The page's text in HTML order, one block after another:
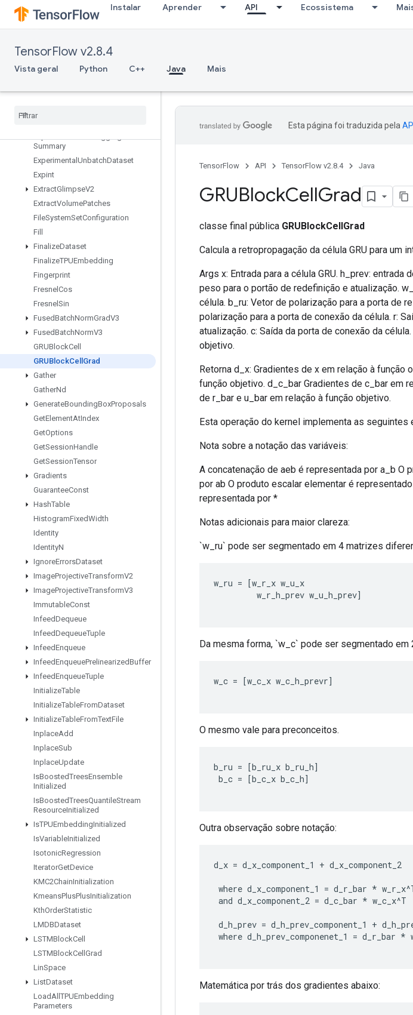
Instalar Aprender API Ecossistema
TensorFlow v2.8.4
Vista geral Python C++ Java Mais
taset
ExperimentalRandomDataset
ExperimentalSetStatsAggregator
Experimental
Sliding Window
Experimental
Summary
Experimental UnbatchDataset
Expint
ExtractGlimpseV2
ExtractVolumePatches
FileSystemSetConfiguration
Fill
FinalizeDataset
FinalizeTPUEmbedding
Fingerprint
Fresnel Cos
Fresnel Sin
FusedBatchNormGradV3
FusedBatchNormV3
GRUBlockCell
GRUBlockCell Grad
Gather
GatherNd
GenerateBoundingBoxProposals
GetElementAtIndex
GetOptions
GetSessionHandle
GetSessionTensor
Gradients
GuaranteeConst
HashTable
HistogramFixedWidth
Identity
IdentityN
IgnoreErrorsDataset
ImageProjectiveTransformV2
ImageProjectiveTransformV3
ImmutableConst
InfeedDequeue
InfeedDequeueTuple
InfeedEnqueue
InfeedEnqueuePrelinearizedBuffer
InfeedEnqueueTuple
InitializeTable
InitializeTableFromDataset
InitializeTableFromTextFile
InplaceAdd
InplaceSub
InplaceUpdate
IsBoostedTreesEnsemble
Initialized
IsBoostedTreesQuantileStream
ResourceInitialized
IsTPUEmbeddingInitialized
IsVariableInitialized
IsotonicRegression
IteratorGetDevice
KMC2ChainInitialization
KmeansPlusPlusInitialization
KthOrderStatistic
LMDBDataset
LSTMBlockCell
LSTMBlockCell Grad
LinSpace
ListDataset
LoadAll TPUEmbedding
Parameters
Esta página foi traduzida pela
TensorFlow API TensorFlow v2.8.4 Java
GRUBlockCellGrad
classe final pública GRUBlockCellGrad
Calcula a retropropagação da célula GRU para um
Args x: Entrada para a célula GRU. h_prev:
peso para o portão de redefinição e atualização.
célula. b_ru: Vetor de polarização para a porta de
polarização para a porta de conexão da célula. r:
atualização. c: Saída da porta de conexão da
objetivo.
Retorna d_x: Gradientes de x em relação à função
função objetivo. d_c_bar Gradientes de c_bar em
de r_bar e u_bar em relação à função objetivo.
Esta operação do kernel implementa as seguintes
Nota sobre a notação das variáveis:
A concatenação de aeb é representada por a_b
por ab O produto escalar elementar é
representada por *
Notas adicionais para maior clareza:
`w_ru` pode ser segmentado em 4 matrizes
w_ru = [w_r_x w_u_x
w_r_h_prev w_u_h_prev]
Da mesma forma, `w_c` pode ser segmentado
w_c = [w_c_x w_c_h_prevr]
O mesmo vale para preconceitos.
b_ru = [b_ru_x b_ru_h]
b_c = [b_c_x b_c_h]
Outra observação sobre notação:
d_x = d_x_component_1 + d_x_component_2
where d_x_component_1 = d_r_bar * w_r_x^
and d_x_component_2 = d_c_bar * w_c_x^T
d_h_prev = d_h_prev_component_1 +
where d_h_prev_componenet_1 = d_r_bar *
Matemática por trás dos gradientes abaixo: